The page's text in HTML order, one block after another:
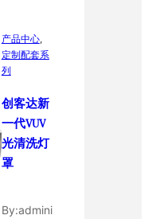
产品中心 ,
定制配套系
列
创客达新
一代VUV
光清洗灯
罩
By:admini